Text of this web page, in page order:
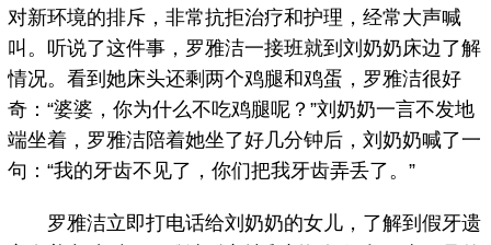
对新环境的排斥，非常抗拒治疗和护理，经常大声喊
叫。听说了这件事，罗雅洁一接班就到刘奶奶床边了解
情况。看到她床头还剩两个鸡腿和鸡蛋，罗雅洁很好
奇：“婆婆，你为什么不吃鸡腿呢？”刘奶奶一言不发地
端坐着，罗雅洁陪着她坐了好几分钟后，刘奶奶喊了一
句：“我的牙齿不见了，你们把我牙齿弄丢了。”
罗雅洁立即打电话给刘奶奶的女儿，了解到假牙遗